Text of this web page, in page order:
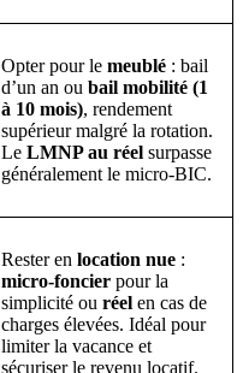
Opter pour le meublé : bail
d’un an ou bail mobilité (1
à 10 mois), rendement
supérieur malgré la rotation.
Le LMNP au réel surpasse
généralement le micro-BIC.
Rester en location nue :
micro-foncier pour la
simplicité ou réel en cas de
charges élevées. Idéal pour
limiter la vacance et
sécuriser le revenu locatif.